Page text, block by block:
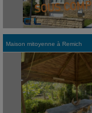
Maison mitoyenne à Remich